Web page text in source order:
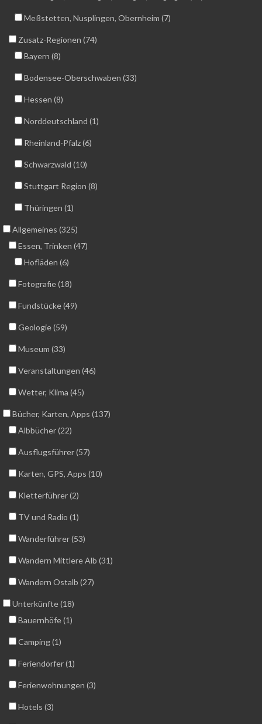
Meßstetten, Nusplingen, Obernheim (7)
Zusatz-Regionen (74)
Bayern (8)
Bodensee-Oberschwaben (33)
Hessen (8)
Norddeutschland (1)
Rheinland-Pfalz (6)
Schwarzwald (10)
Stuttgart Region (8)
Thüringen (1)
Allgemeines (325)
Essen, Trinken (47)
Hofläden (6)
Fotografie (18)
Fundstücke (49)
Geologie (59)
Museum (33)
Veranstaltungen (46)
Wetter, Klima (45)
Bücher, Karten, Apps (137)
Albbücher (22)
Ausflugsführer (57)
Karten, GPS, Apps (10)
Kletterführer (2)
TV und Radio (1)
Wanderführer (53)
Wandern Mittlere Alb (31)
Wandern Ostalb (27)
Unterkünfte (18)
Bauernhöfe (1)
Camping (1)
Feriendörfer (1)
Ferienwohnungen (3)
Hotels (3)